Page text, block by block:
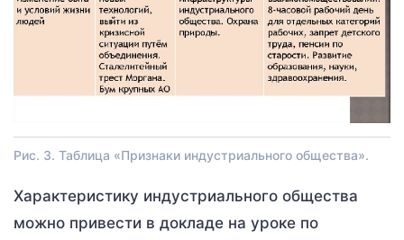
Рис. 3. Таблица «Признаки индустриального общества».
Характеристику индустриального общества
можно привести в докладе на уроке по